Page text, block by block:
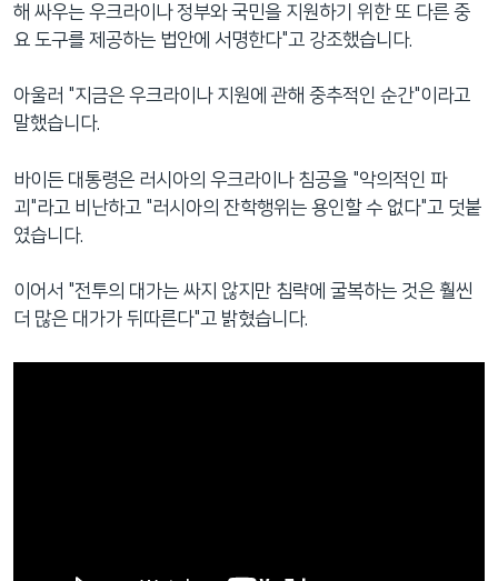
해 싸우는 우크라이나 정부와 국민을 지원하기 위한 또 다른 중
요 도구를 제공하는 법안에 서명한다"고 강조했습니다.
아울러 "지금은 우크라이나 지원에 관해 중추적인 순간"이라고
말했습니다.
바이든 대통령은 러시아의 우크라이나 침공을 "악의적인 파
괴"라고 비난하고 "러시아의 잔학행위는 용인할 수 없다"고 덧붙
였습니다.
이어서 "전투의 대가는 싸지 않지만 침략에 굴복하는 것은 훨씬
더 많은 대가가 뒤따른다"고 밝혔습니다.